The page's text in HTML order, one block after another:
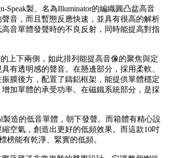
製、名為Illuminator的編織圓凸盆高音
音，而且暫態反應快速，並具有很高的解析
音單體發聲時的不良反射，同時能提高對指
上下兩側，如此排列能提高音像的聚焦與定
有透明感的聲音。在懸邊部分，採用柔軟、
膜後方，配置了鑄鋁框架，能提供單體穩定
加單體的承受功率。在磁鐵系統部分，是採
造的低音單體，朝下發聲。而箱體有精心設
空氣，創造出更好的低頻效果。而這款10吋
榜能有乾淨、緊實的低頻。